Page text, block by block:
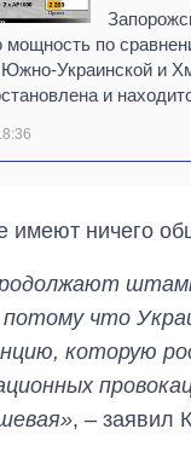
по
Южно-Украинской и
​​и
имеют ничего
что
которую
, – заявил